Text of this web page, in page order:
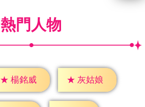
熱門人物
★ 楊銘威 ★ 灰姑娘